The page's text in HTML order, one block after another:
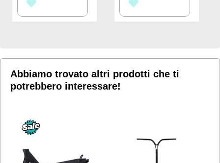
ALLA ALLA
Abbiamo trovato altri prodotti che ti
potrebbero interessare!